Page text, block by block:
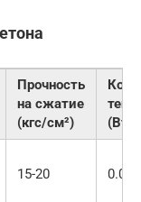
Прочность
на сжатие
(кгс/см²)
(Вт/
15-20 0.08-